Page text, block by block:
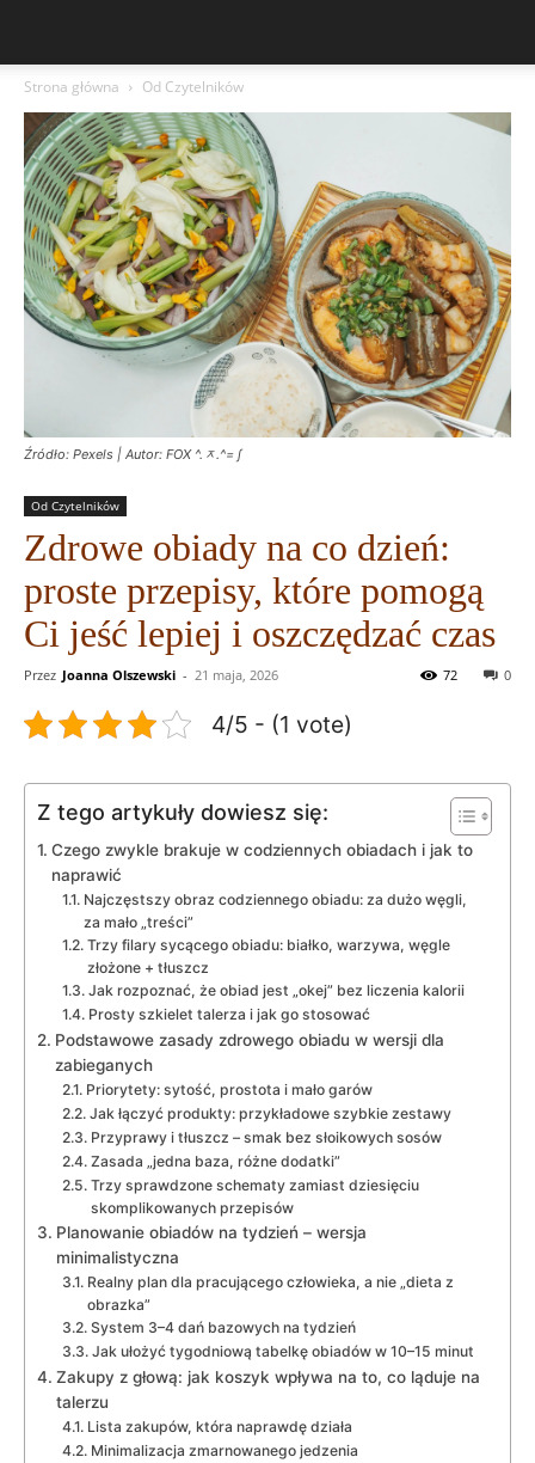
Strona główna Od Czytelników
Źródło: Pexels | Autor: FOX ^.ᆽ.^= ∫
Od Czytelników
Zdrowe obiady na co dzień:
proste przepisy, które pomogą
Ci jeść lepiej i oszczędzać czas
Przez Joanna Olszewski - 21 maja, 2026 0
72
4/5 - (1 vote)
Z tego artykuły dowiesz się:
Czego zwykle brakuje w codziennych obiadach i jak to
naprawić
Najczęstszy obraz codziennego obiadu: za dużo węgli,
za mało „treści”
Trzy filary sycącego obiadu: białko, warzywa, węgle
złożone + tłuszcz
Jak rozpoznać, że obiad jest „okej” bez liczenia kalorii
Prosty szkielet talerza i jak go stosować
Podstawowe zasady zdrowego obiadu w wersji dla
zabieganych
Priorytety: sytość, prostota i mało garów
Jak łączyć produkty: przykładowe szybkie zestawy
Przyprawy i tłuszcz – smak bez słoikowych sosów
Zasada „jedna baza, różne dodatki”
Trzy sprawdzone schematy zamiast dziesięciu
skomplikowanych przepisów
Planowanie obiadów na tydzień – wersja
minimalistyczna
Realny plan dla pracującego człowieka, a nie „dieta z
obrazka”
System 3–4 dań bazowych na tydzień
Jak ułożyć tygodniową tabelkę obiadów w 10–15 minut
Zakupy z głową: jak koszyk wpływa na to, co ląduje na
talerzu
Lista zakupów, która naprawdę działa
Minimalizacja zmarnowanego jedzenia